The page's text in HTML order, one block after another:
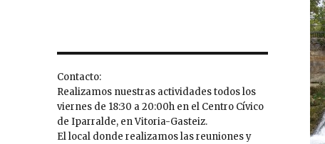
Contacto:
Realizamos nuestras actividades todos los
viernes de 18:30 a 20:00h en el Centro Cívico
de Iparralde, en Vitoria-Gasteiz.
El local donde realizamos las reuniones y